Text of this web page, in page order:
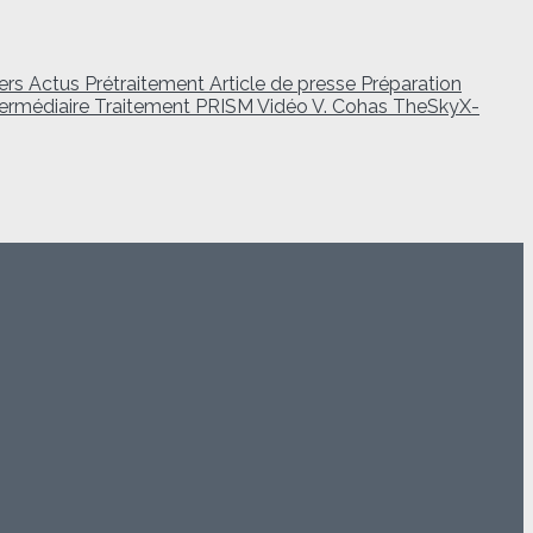
Actus Prétraitement Article de presse Préparation
Traitement PRISM Vidéo V. Cohas TheSkyX-